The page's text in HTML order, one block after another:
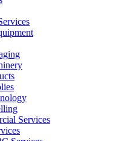
Services